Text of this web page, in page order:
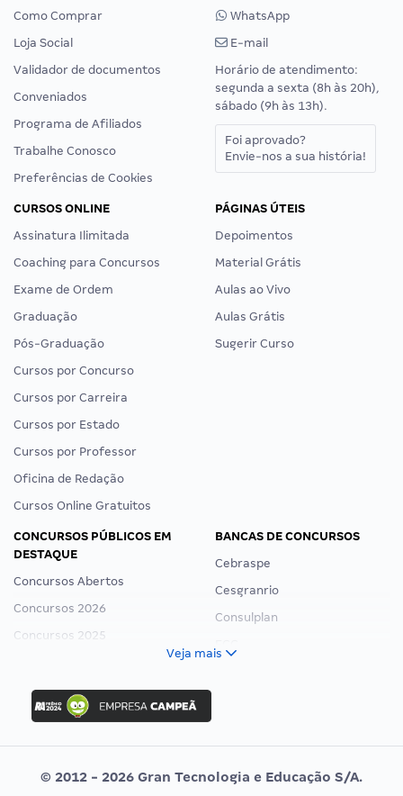
Como Comprar
Loja Social
Validador de documentos
Conveniados
Programa de Afiliados
Trabalhe Conosco
Preferências de Cookies
WhatsApp
E-mail
Horário de atendimento:
segunda a sexta (8h às 20h),
sábado (9h às 13h).
Foi aprovado?
Envie-nos a sua história!
CURSOS ONLINE
Assinatura Ilimitada
Coaching para Concursos
Exame de Ordem
Graduação
Pós-Graduação
Cursos por Concurso
Cursos por Carreira
Cursos por Estado
Cursos por Professor
Oficina de Redação
Cursos Online Gratuitos
PÁGINAS ÚTEIS
Depoimentos
Material Grátis
Aulas ao Vivo
Aulas Grátis
Sugerir Curso
CONCURSOS PÚBLICOS EM
DESTAQUE
Concursos Abertos
Concursos 2026
Concursos 2025
Concurso Ibama
Concurso MPU
Editais publicados
BANCAS DE CONCURSOS
Cebraspe
Cesgranrio
Consulplan
Vunesp
Veja mais
© 2012 - 2026 Gran Tecnologia e Educação S/A.